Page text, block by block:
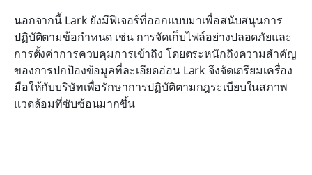
นอกจากนี้ Lark ยังมีฟีเจอร์ที่ออกแบบมาเพื่อสนับสนุนการ
ปฏิบัติตามข้อกำหนด เช่น การจัดเก็บไฟล์อย่างปลอดภัยและ
การตั้งค่าการควบคุมการเข้าถึง โดยตระหนักถึงความสำคัญ
ของการปกป้องข้อมูลที่ละเอียดอ่อน Lark จึงจัดเตรียมเครื่อง
มือให้กับบริษัทเพื่อรักษาการปฏิบัติตามกฎระเบียบในสภาพ
แวดล้อมที่ซับซ้อนมากขึ้น